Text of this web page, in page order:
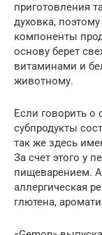
приготовления
духовка,
компоненты
основу берет
витаминами и
животному.
Если говорить о
субпродукты
так же здесь
За счет этого у
пищеварением.
аллергическая
глютена,